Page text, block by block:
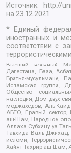
Источник: http://
на23.12.2021
* Единый
иностранных и
соответствии с
Высший военный
Дагестана, База,
Братья-мусульмане,
Исламская группа,
Общество
наследия, Дом двух
моджахедов, Аль-
АБТО, Правый сектор,
аш-Шам, Народное
Аллаха Субхану уа
Тавхида Валь-
исломи,
Хайят Тахрир аш-Шам,